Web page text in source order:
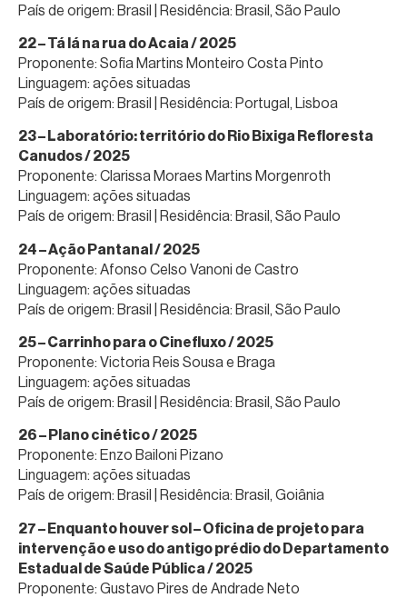
País de origem: Brasil | Residência: Brasil, São Paulo
22 – Tá lá na rua do Acaia / 2025
Proponente: Sofia Martins Monteiro Costa Pinto
Linguagem: ações situadas
País de origem: Brasil | Residência: Portugal, Lisboa
23 – Laboratório: território do Rio Bixiga Refloresta
Canudos / 2025
Proponente: Clarissa Moraes Martins Morgenroth
Linguagem: ações situadas
País de origem: Brasil | Residência: Brasil, São Paulo
24 – Ação Pantanal / 2025
Proponente: Afonso Celso Vanoni de Castro
Linguagem: ações situadas
País de origem: Brasil | Residência: Brasil, São Paulo
25 – Carrinho para o Cinefluxo / 2025
Proponente: Victoria Reis Sousa e Braga
Linguagem: ações situadas
País de origem: Brasil | Residência: Brasil, São Paulo
26 – Plano cinético / 2025
Proponente: Enzo Bailoni Pizano
Linguagem: ações situadas
País de origem: Brasil | Residência: Brasil, Goiânia
27 – Enquanto houver sol – Oficina de projeto para
intervenção e uso do antigo prédio do Departamento
Estadual de Saúde Pública / 2025
Proponente: Gustavo Pires de Andrade Neto